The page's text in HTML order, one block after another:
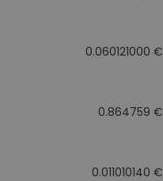
0.060121000 €
0.864759 €
0.011010140 €